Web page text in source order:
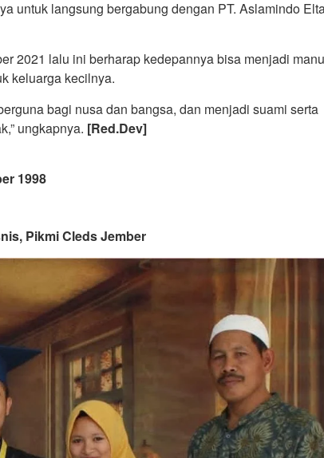
untuk langsung bergabung dengan PT. Aslamindo
2021 lalu ini berharap kedepannya bisa menjadi
keluarga kecilnya.
bagi nusa dan bangsa, dan menjadi suami serta
ungkapnya. [Red.Dev]
1998
Pikmi Cleds Jember